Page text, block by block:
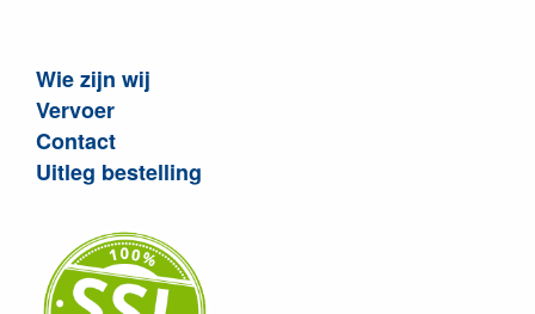
Wie zijn wij
Vervoer
Contact
Uitleg bestelling